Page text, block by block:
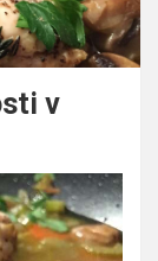
v